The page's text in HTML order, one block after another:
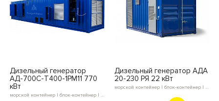
Дизельный генератор
АД-700С-Т400-1РМ11 770
кВт
морской контейнер | блок-контейнер | в кожухе | открытое исполнение
Дизельный генератор АДА
20-230 РЯ 22 кВт
морской контейнер | блок-контейнер | мини-контейнер | в кожухе | открытое исполнение